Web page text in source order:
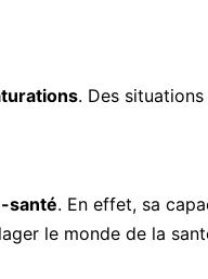
. Des situations
santé. En effet, sa
le monde de la